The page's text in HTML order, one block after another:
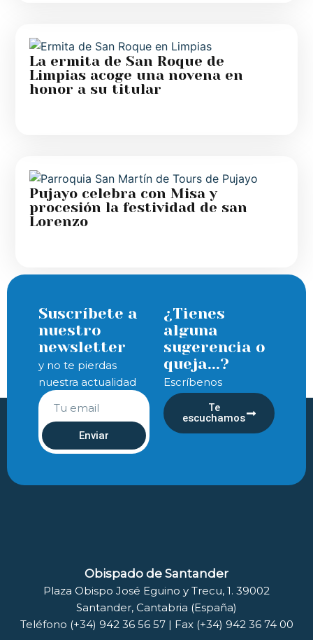
La ermita de San Roque de
Limpias acoge una novena en
honor a su titular
Pujayo celebra con Misa y
procesión la festividad de san
Lorenzo
Suscríbete a
nuestro
newsletter
y no te pierdas
nuestra actualidad
Enviar
¿Tienes
alguna
sugerencia o
queja...?
Escríbenos
Te
escuchamos
Obispado de Santander
Plaza Obispo José Eguino y Trecu, 1. 39002
Santander, Cantabria (España)
Teléfono (+34) 942 36 56 57 | Fax (+34) 942 36 74 00